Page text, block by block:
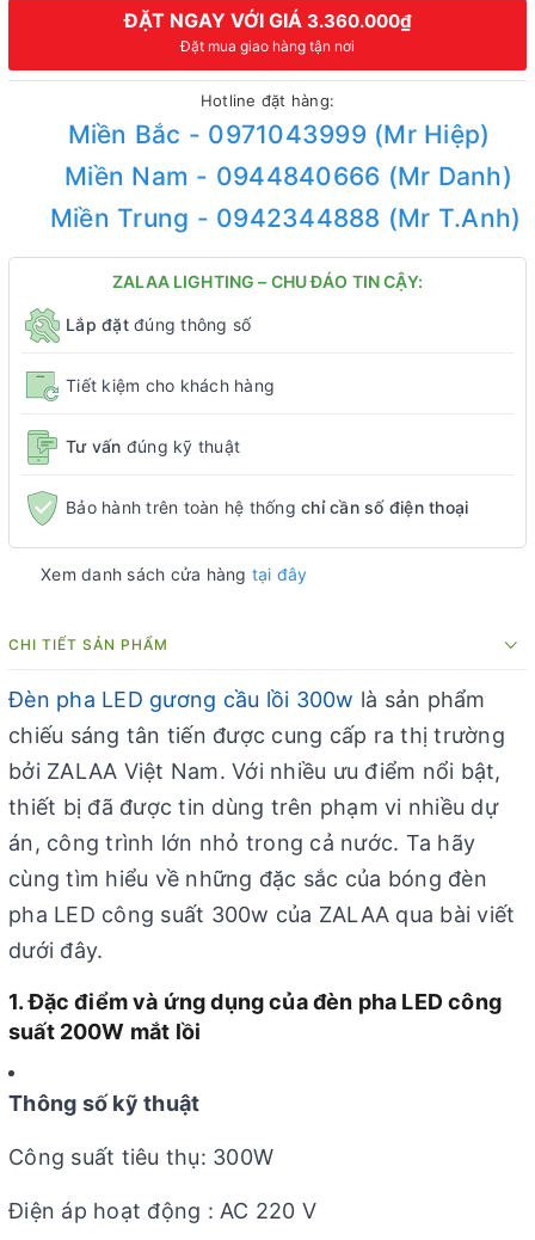
ĐẶT NGAY VỚI GIÁ 3.360.000₫
Đặt mua giao hàng tận nơi
Hotline đặt hàng:
Miền Bắc - 0971043999 (Mr Hiệp)
Miền Nam - 0944840666 (Mr Danh)
Miền Trung - 0942344888 (Mr T.Anh)
ZALAA LIGHTING – CHU ĐÁO TIN CẬY:
Lắp đặtđúng thông số
Tiết kiệm cho khách hàng
Tư vấn đúng kỹ thuật
Bảo hành trên toàn hệ thống chỉ cần số điện thoại
Xem danh sách cửa hàng tại đây
CHI TIẾT SẢN PHẨM
Đèn pha LED gương cầu lồi 300w là sản phẩm
chiếu sáng tân tiến được cung cấp ra thị trường
bởi ZALAA Việt Nam. Với nhiều ưu điểm nổi bật,
thiết bị đã được tin dùng trên phạm vi nhiều dự
án, công trình lớn nhỏ trong cả nước. Ta hãy
cùng tìm hiểu về những đặc sắc của bóng đèn
pha LED công suất 300w của ZALAA qua bài viết
dưới đây.
1. Đặc điểm và ứng dụng của đèn pha LED công
suất 200W mắt lồi
Thông số kỹ thuật
Công suất tiêu thụ: 300W
Điện áp hoạt động : AC 220 V